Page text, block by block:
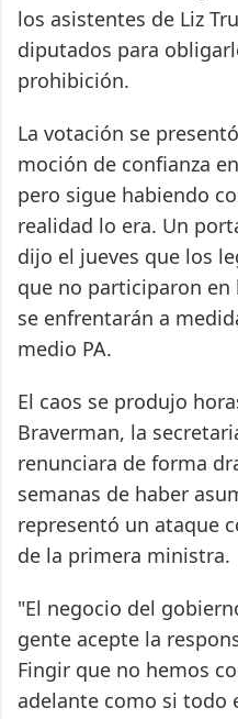
los asistentes de Liz
diputados para
prohibición.
La votación se
moción de confianza
pero sigue habiendo
realidad lo era. Un
dijo el jueves que los
que no participaron
se enfrentarán a
medio PA.
El caos se produjo
Braverman, la
renunciara de forma
semanas de haber
representó un ataque
de la primera ministra.
"El negocio del
gente acepte la
Fingir que no hemos
adelante como si todo